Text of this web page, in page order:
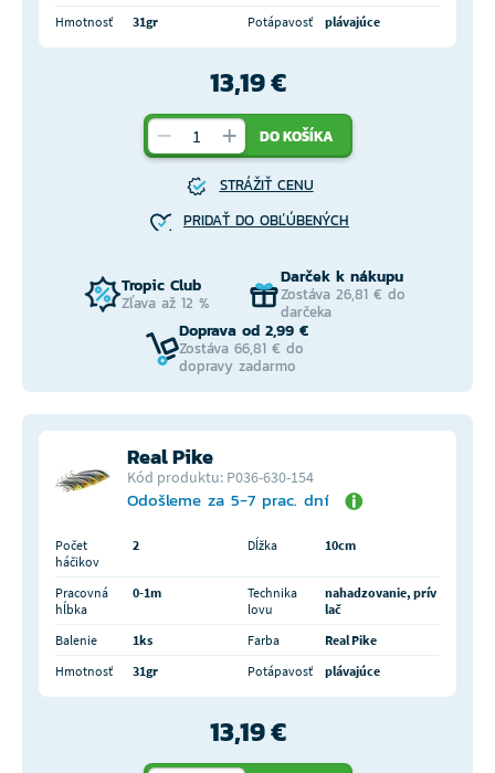
Hmotnosť
31gr Potápavosť plávajúce
13,19 €
DO KOŠÍKA
STRÁŽIŤ CENU
PRIDAŤ DO OBĽÚBENÝCH
Tropic Club
Zľava až 12 %
Darček k nákupu
Zostáva 26,81 € do
darčeka
Doprava od 2,99 €
Zostáva 66,81 € do
dopravy zadarmo
Real Pike
Kód produktu: P036-630-154
Odošleme za 5-7 prac. dní
Počet
háčikov
2 Dĺžka 10cm
Pracovná
hĺbka
0-1m
Technika
lovu
nahadzovanie, prív
lač
Balenie
1ks Farba
Real Pike
Hmotnosť
31gr Potápavosť plávajúce
13,19 €